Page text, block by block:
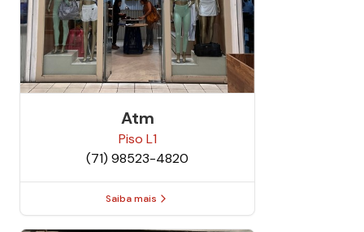
Atm
Piso L1
(71) 98523-4820
Saiba mais